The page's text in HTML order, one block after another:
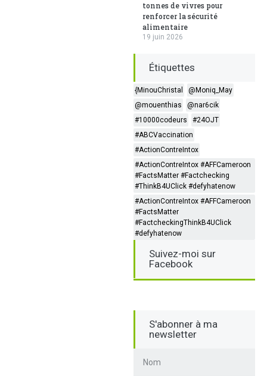
tonnes de vivres pour
renforcer la sécurité
alimentaire
19 juin 2026
Étiquettes
{MinouChristal
@Moniq_May
@mouenthias
@nar6cik
#10000codeurs
#24OJT
#ABCVaccination
#ActionContreIntox
#ActionContreIntox #AFFCameroon
#FactsMatter #Factchecking
#ThinkB4UClick #defyhatenow
#ActionContreIntox #AFFCameroon
#FactsMatter
#FactcheckingThinkB4UClick
#defyhatenow
Suivez-moi sur
Facebook
S'abonner à ma
newsletter